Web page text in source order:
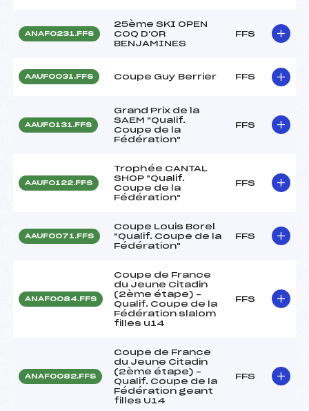
ANAF0231.FFS
25ème SKI OPEN
COQ D'OR
BENJAMINES
FFS
AAUF0031.FFS Coupe Guy Berrier FFS
AAUF0131.FFS
Grand Prix de la
SAEM "Qualif.
Coupe de la
Fédération"
FFS
AAUF0122.FFS
Trophée CANTAL
SHOP "Qualif.
Coupe de la
Fédération"
FFS
AAUF0071.FFS
Coupe Louis Borel
"Qualif. Coupe de la
Fédération"
FFS
ANAF0084.FFS
Coupe de France
du Jeune Citadin
(2ème étape) –
Qualif. Coupe de la
Fédération slalom
filles u14
FFS
ANAF0082.FFS
Coupe de France
du Jeune Citadin
(2ème étape) –
Qualif. Coupe de la
Fédération geant
filles U14
FFS